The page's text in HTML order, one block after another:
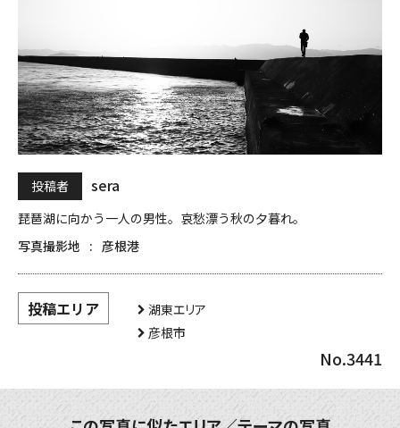
投稿者 sera
琵琶湖に向かう一人の男性。哀愁漂う秋の夕暮れ。
写真撮影地
彦根港
投稿エリア
湖東エリア
彦根市
No.3441